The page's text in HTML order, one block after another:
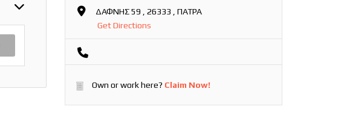
ΔΑΦΝΗΣ 59 , 26333 , ΠΑΤΡΑ
Get Directions
Own or work here? Claim Now!